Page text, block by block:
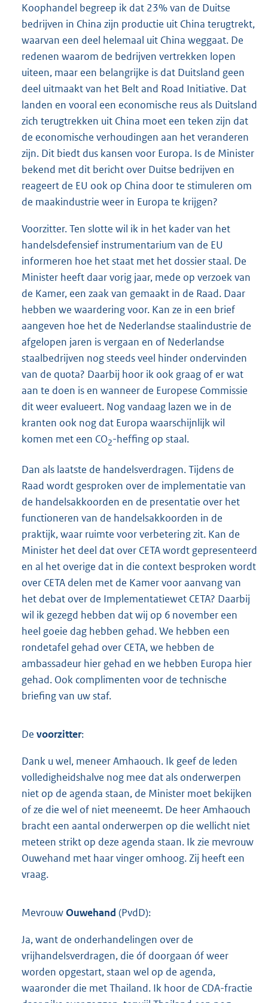
Koophandel begreep ik dat 23% van de Duitse
bedrijven in China zijn productie uit China terugtrekt,
waarvan een deel helemaal uit China weggaat. De
redenen waarom de bedrijven vertrekken lopen
uiteen, maar een belangrijke is dat Duitsland geen
deel uitmaakt van het Belt and Road Initiative. Dat
landen en vooral een economische reus als Duitsland
zich terugtrekken uit China moet een teken zijn dat
de economische verhoudingen aan het veranderen
zijn. Dit biedt dus kansen voor Europa. Is de Minister
bekend met dit bericht over Duitse bedrijven en
reageert de EU ook op China door te stimuleren om
de maakindustrie weer in Europa te krijgen?
Voorzitter. Ten slotte wil ik in het kader van het
handelsdefensief instrumentarium van de EU
informeren hoe het staat met het dossier staal. De
Minister heeft daar vorig jaar, mede op verzoek van
de Kamer, een zaak van gemaakt in de Raad. Daar
hebben we waardering voor. Kan ze in een brief
aangeven hoe het de Nederlandse staalindustrie de
afgelopen jaren is vergaan en of Nederlandse
staalbedrijven nog steeds veel hinder ondervinden
van de quota? Daarbij hoor ik ook graag of er wat
aan te doen is en wanneer de Europese Commissie
dit weer evalueert. Nog vandaag lazen we in de
kranten ook nog dat Europa waarschijnlijk wil
komen met een CO2-heffing op staal.
Dan als laatste de handelsverdragen. Tijdens de
Raad wordt gesproken over de implementatie van
de handelsakkoorden en de presentatie over het
functioneren van de handelsakkoorden in de
praktijk, waar ruimte voor verbetering zit. Kan de
Minister het deel dat over CETA wordt gepresenteerd
en al het overige dat in die context besproken wordt
over CETA delen met de Kamer voor aanvang van
het debat over de Implementatiewet CETA? Daarbij
wil ik gezegd hebben dat wij op 6 november een
heel goeie dag hebben gehad. We hebben een
rondetafel gehad over CETA, we hebben de
ambassadeur hier gehad en we hebben Europa hier
gehad. Ook complimenten voor de technische
briefing van uw staf.
De voorzitter:
Dank u wel, meneer Amhaouch. Ik geef de leden
volledigheidshalve nog mee dat als onderwerpen
niet op de agenda staan, de Minister moet bekijken
of ze die wel of niet meeneemt. De heer Amhaouch
bracht een aantal onderwerpen op die wellicht niet
meteen strikt op deze agenda staan. Ik zie mevrouw
Ouwehand met haar vinger omhoog. Zij heeft een
vraag.
MevrouwOuwehand (PvdD):
Ja, want de onderhandelingen over de
vrijhandelsverdragen, die óf doorgaan óf weer
worden opgestart, staan wel op de agenda,
waaronder die met Thailand. Ik hoor de CDA-fractie